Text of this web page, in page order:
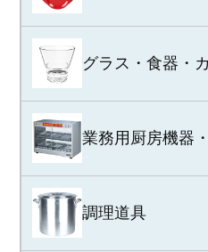
グラス・食器・
業務用厨房機器
調理道具